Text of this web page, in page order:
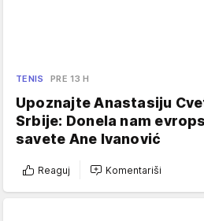
TENIS PRE 13 H
Upoznajte Anastasiju
Srbije: Donela nam
savete Ane Ivanović
Reaguj Komentariši